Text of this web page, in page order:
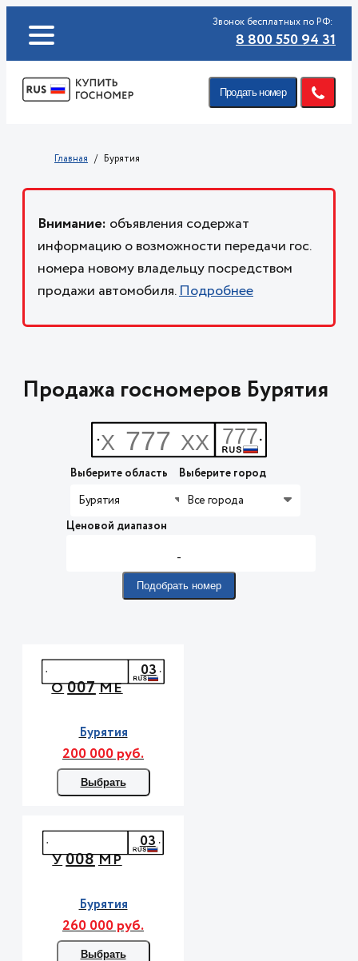
Звонок бесплатных по РФ:
8 800 550 94 31
Продать номер
Главная Бурятия
Внимание: объявления содержат
информацию о возможности передачи гос.
номера новому владельцу посредством
продажи автомобиля.Подробнее
Продажа госномеров Бурятия
Выберите область
Бурятия
Выберите город
Все города
Ценовой диапазон
-
Подобрать номер
О007МЕ
03
Бурятия
200 000 руб.
Выбрать
У008МР
03
Бурятия
260 000 руб.
Выбрать